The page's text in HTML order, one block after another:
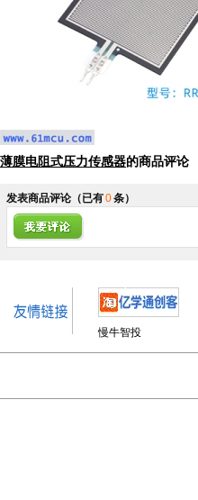
薄膜电阻式压力传感器的商品评论
发表商品评论 （已有0条）
慢牛智投